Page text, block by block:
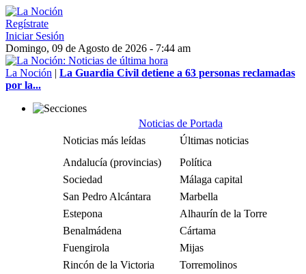
Regístrate
Iniciar Sesión
Domingo, 09 de Agosto de 2026 - 7:44 am
La Noción | La Guardia Civil detiene a 63 personas reclamadas
por la...
Noticias de Portada
Noticias más leídas
Últimas noticias
Andalucía (provincias)
Política
Sociedad
Málaga capital
San Pedro Alcántara
Marbella
Estepona
Alhaurín de la Torre
Benalmádena
Cártama
Fuengirola
Mijas
Rincón de la Victoria
Torremolinos